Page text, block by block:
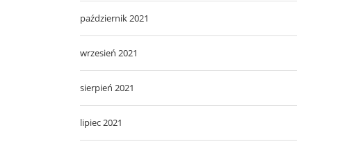
październik 2021
wrzesień 2021
sierpień 2021
lipiec 2021